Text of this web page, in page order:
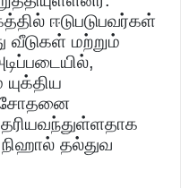
ஈடுபடுபவர்கள்
வீடுகள் மற்றும்
சோதனை
நிஹால் தல்துவ